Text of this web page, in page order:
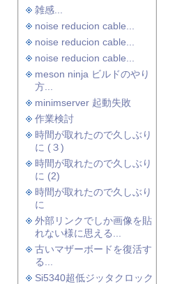
雑感...
noise reducion cable...
noise reducion cable...
noise reducion cable...
meson ninja ビルドのやり
方...
minimserver 起動失敗
作業検討
時間が取れたので久しぶり
に (３)
時間が取れたので久しぶり
に (2)
時間が取れたので久しぶり
に
外部リンクでしか画像を貼
れない様に思える...
古いマザーボードを復活す
る...
Si5340超低ジッタクロック